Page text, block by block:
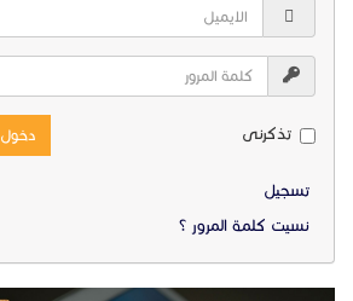
تذكرنى دخول
تسجيل
نسيت كلمة المرور ؟